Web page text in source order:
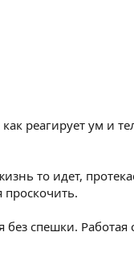
реагирует ум и
то идет,
проскочить.
спешки. Работая